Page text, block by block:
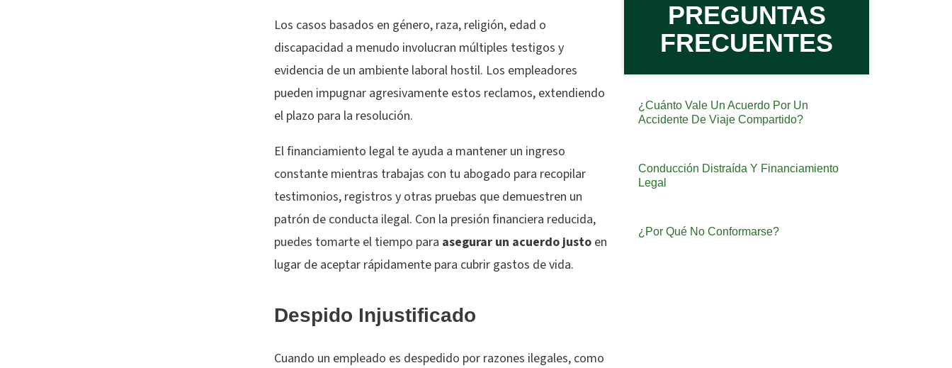
Los casos basados en género, raza, religión, edad o
discapacidad a menudo involucran múltiples testigos y
evidencia de un ambiente laboral hostil. Los empleadores
pueden impugnar agresivamente estos reclamos, extendiendo
el plazo para la resolución.
El financiamiento legal te ayuda a mantener un ingreso
constante mientras trabajas con tu abogado para recopilar
testimonios, registros y otras pruebas que demuestren un
patrón de conducta ilegal. Con la presión financiera reducida,
puedes tomarte el tiempo para asegurar un acuerdo justo en
lugar de aceptar rápidamente para cubrir gastos de vida.
Despido Injustificado
Cuando un empleado es despedido por razones ilegales, como
PREGUNTAS
FRECUENTES
¿Cuánto Vale Un Acuerdo Por Un
Accidente De Viaje Compartido?
Conducción Distraída Y Financiamiento
Legal
¿Por Qué No Conformarse?